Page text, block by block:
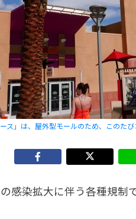
ス」は、屋外型モールのため、このたび
感染拡大に伴う各種規制